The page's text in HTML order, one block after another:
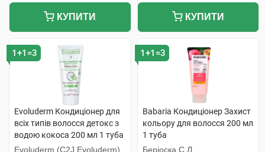
КУПИТИ КУПИТИ
1+1=3
Evoluderm Кондиціонер для
всіх типів волосся детокс з
водою кокоса 200 мл 1 туба
Evoluderm (C2J Evoluderm)
1+1=3
Babaria Кондиціонер Захист
кольору для волосся 200 мл
1 туба
Беріоска С.Л.